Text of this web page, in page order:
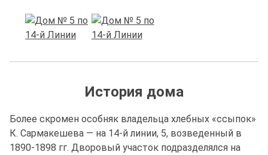
История дома
Более скромен особняк владельца хлебных «ссыпок»
К. Сармакешева — на 14-й линии, 5, возведенный в
1890-1898 гг. Дворовый участок подразделялся на